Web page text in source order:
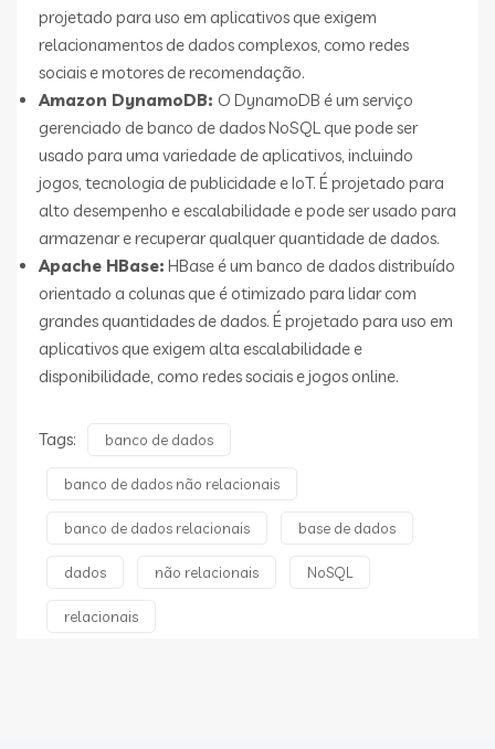
projetado para uso em aplicativos que exigem
relacionamentos de dados complexos, como redes
sociais e motores de recomendação.
Amazon DynamoDB: O DynamoDB é um serviço
gerenciado de banco de dados NoSQL que pode ser
usado para uma variedade de aplicativos, incluindo
jogos, tecnologia de publicidade e IoT. É projetado para
alto desempenho e escalabilidade e pode ser usado para
armazenar e recuperar qualquer quantidade de dados.
Apache HBase: HBase é um banco de dados distribuído
orientado a colunas que é otimizado para lidar com
grandes quantidades de dados. É projetado para uso em
aplicativos que exigem alta escalabilidade e
disponibilidade, como redes sociais e jogos online.
Tags: banco de dados
banco de dados não relacionais
banco de dados relacionais base de dados
dados não relacionais NoSQL
relacionais